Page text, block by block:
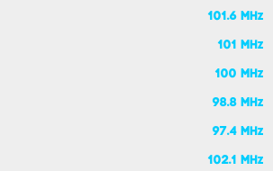
101.6 MHz
101 MHz
100 MHz
98.8 MHz
97.4 MHz
102.1 MHz